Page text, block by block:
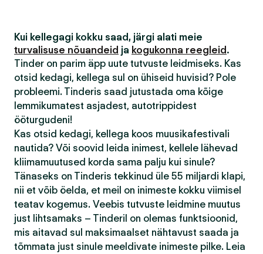
Kui kellegagi kokku saad, järgi alati meie
turvalisuse nõuandeid ja kogukonna reegleid .
Tinder on parim äpp uute tutvuste leidmiseks. Kas
otsid kedagi, kellega sul on ühiseid huvisid? Pole
probleemi. Tinderis saad jutustada oma kõige
lemmikumatest asjadest, autotrippidest
ööturgudeni!
Kas otsid kedagi, kellega koos muusikafestivali
nautida? Või soovid leida inimest, kellele lähevad
kliimamuutused korda sama palju kui sinule?
Tänaseks on Tinderis tekkinud üle 55 miljardi klapi,
nii et võib öelda, et meil on inimeste kokku viimisel
teatav kogemus. Veebis tutvuste leidmine muutus
just lihtsamaks – Tinderil on olemas funktsioonid,
mis aitavad sul maksimaalset nähtavust saada ja
tõmmata just sinule meeldivate inimeste pilke. Leia